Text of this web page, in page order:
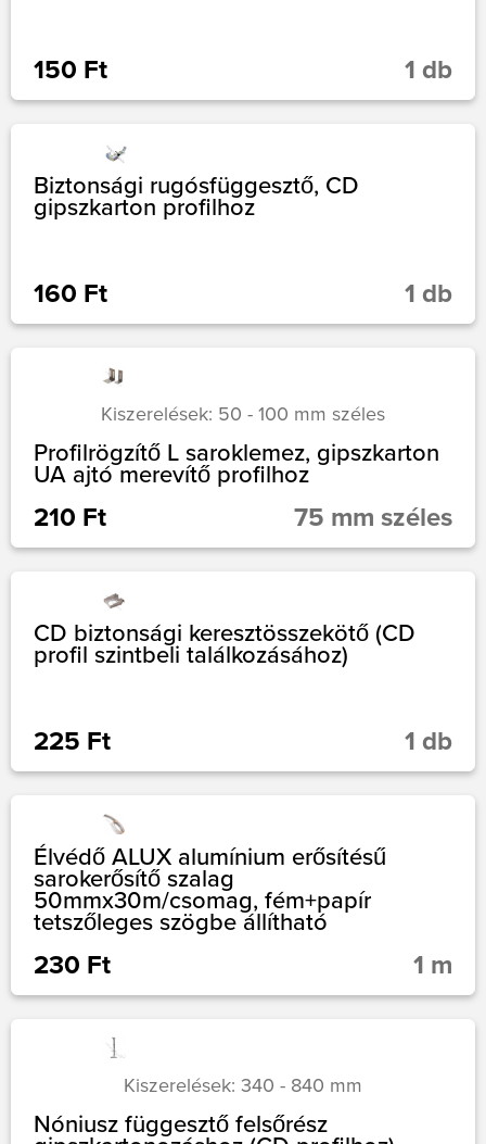
150 Ft 1 db
Biztonsági rugósfüggesztő, CD
gipszkarton profilhoz
160 Ft 1 db
Kiszerelések: 50 - 100 mm széles
Profilrögzítő L saroklemez, gipszkarton
UA ajtó merevítő profilhoz
210 Ft 75 mm széles
CD biztonsági keresztösszekötő (CD
profil szintbeli találkozásához)
225 Ft 1 db
Élvédő ALUX alumínium erősítésű
sarokerősítő szalag
50mmx30m/csomag, fém+papír
tetszőleges szögbe állítható
230 Ft 1 m
Kiszerelések: 340 - 840 mm
Nóniusz függesztő felsőrész